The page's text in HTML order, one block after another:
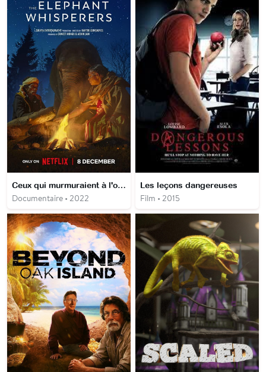
Ceux qui murmuraient à l'oreille de l'éléphanteau
Documentaire • 2022
Les leçons dangereuses
Film • 2015